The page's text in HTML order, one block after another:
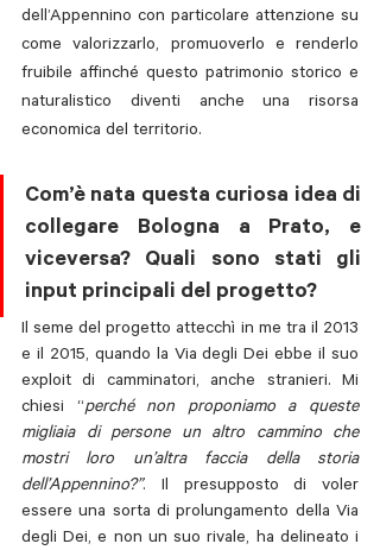
dell’Appennino con particolare attenzione su
come valorizzarlo, promuoverlo e renderlo
fruibile affinché questo patrimonio storico e
naturalistico diventi anche una risorsa
economica del territorio.
Com’è nata questa curiosa idea di
collegare Bologna a Prato, e
viceversa? Quali sono stati gli
input principali del progetto?
Il seme del progetto attecchì in me tra il 2013
e il 2015, quando la Via degli Dei ebbe il suo
exploit di camminatori, anche stranieri. Mi
chiesi “perché non proponiamo a queste
migliaia di persone un altro cammino che
mostri loro un’altra faccia della storia
dell’Appennino?”. Il presupposto di voler
essere una sorta di prolungamento della Via
degli Dei, e non un suo rivale, ha delineato i